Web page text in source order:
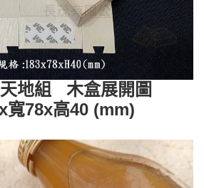
地組 木盒展開圖
寬78x高40 (mm)